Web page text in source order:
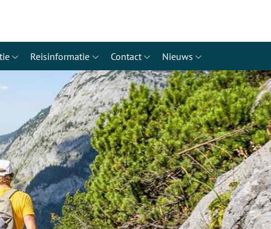
Reisinformatie Contact Nieuws